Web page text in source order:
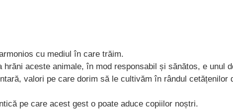
cu mediul în care trăim.
hrăni aceste animale, în mod responsabil și sănătos, e unul
valori pe care dorim să le cultivăm în rândul cetățenilor
pe care acest gest o poate aduce copiilor noștri.